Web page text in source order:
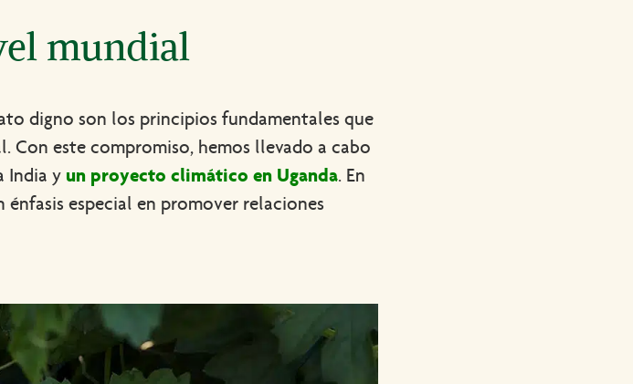
mundial
digno son los principios fundamentales que
Con este compromiso, hemos llevado a cabo
India y un proyecto climático en Uganda. En
énfasis especial en promover relaciones